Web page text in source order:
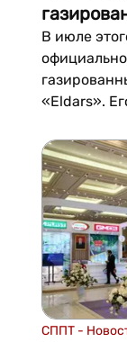
В июле
«Eldars».
месяца
торговых
вкусу и
СППТ -